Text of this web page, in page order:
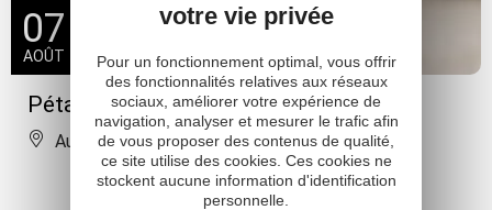
Pétanque au Plateau d'Hymes
07
AOÛT
Auzits
votre vie privée
Pour un fonctionnement optimal, vous offrir
des fonctionnalités relatives aux réseaux
sociaux, améliorer votre expérience de
navigation, analyser et mesurer le trafic afin
de vous proposer des contenus de qualité,
ce site utilise des cookies. Ces cookies ne
stockent aucune information d'identification
personnelle.